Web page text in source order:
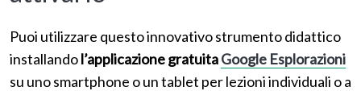
Puoi utilizzare questo innovativo strumento didattico
installandol’applicazione gratuitaGoogle Esplorazioni
su uno smartphone o un tablet per lezioni individuali o a